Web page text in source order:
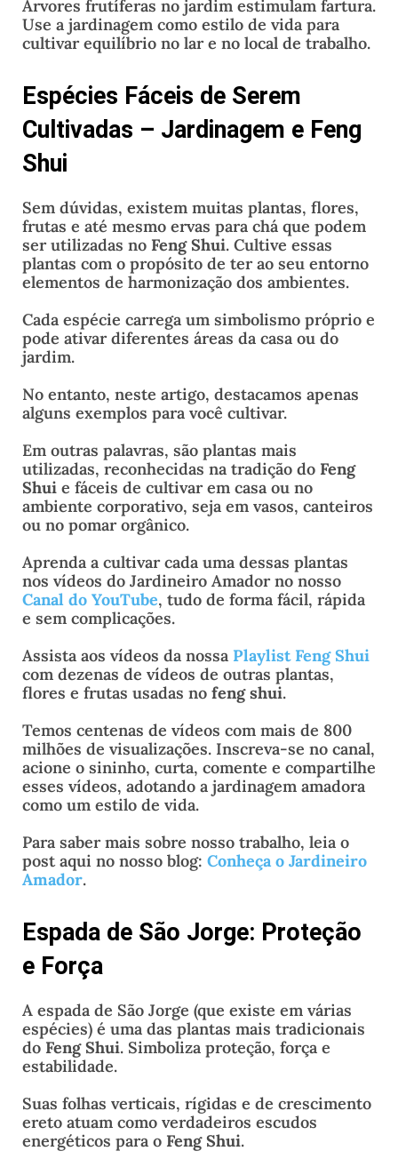
Árvores frutíferas no jardim estimulam fartura.
Use a jardinagem como estilo de vida para
cultivar equilíbrio no lar e no local de trabalho.
Espécies Fáceis de Serem
Cultivadas – Jardinagem e Feng
Shui
Sem dúvidas, existem muitas plantas, flores,
frutas e até mesmo ervas para chá que podem
ser utilizadas no Feng Shui. Cultive essas
plantas com o propósito de ter ao seu entorno
elementos de harmonização dos ambientes.
Cada espécie carrega um simbolismo próprio e
pode ativar diferentes áreas da casa ou do
jardim.
No entanto, neste artigo, destacamos apenas
alguns exemplos para você cultivar.
Em outras palavras, são plantas mais
utilizadas, reconhecidas na tradição do Feng
Shui e fáceis de cultivar em casa ou no
ambiente corporativo, seja em vasos, canteiros
ou no pomar orgânico.
Aprenda a cultivar cada uma dessas plantas
nos vídeos do Jardineiro Amador no nosso
Canal do YouTube, tudo de forma fácil, rápida
e sem complicações.
Assista aos vídeos da nossa Playlist Feng Shui
com dezenas de vídeos de outras plantas,
flores e frutas usadas no feng shui.
Temos centenas de vídeos com mais de 800
milhões de visualizações. Inscreva-se no canal,
acione o sininho, curta, comente e compartilhe
esses vídeos, adotando a jardinagem amadora
como um estilo de vida.
Para saber mais sobre nosso trabalho, leia o
post aqui no nosso blog: Conheça o Jardineiro
Amador.
Espada de São Jorge: Proteção
e Força
A espada de São Jorge (que existe em várias
espécies) é uma das plantas mais tradicionais
do Feng Shui. Simboliza proteção, força e
estabilidade.
Suas folhas verticais, rígidas e de crescimento
ereto atuam como verdadeiros escudos
energéticos para o Feng Shui.